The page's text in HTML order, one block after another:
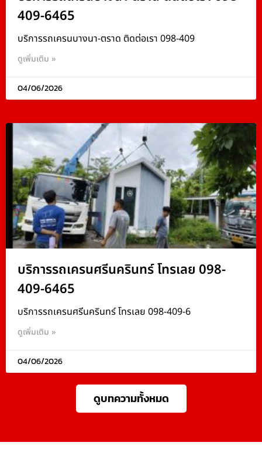
409-6465
บริการรถเครนบางนา-ตราด ติดต่อเรา 098-409
ดูเพิ่มเติม »
04/06/2026
บริการรถเครนศรีนครินทร์ โทรเลย 098-
409-6465
บริการรถเครนศรีนครินทร์ โทรเลย 098-409-6
ดูเพิ่มเติม »
04/06/2026
ดูบทความทั้งหมด